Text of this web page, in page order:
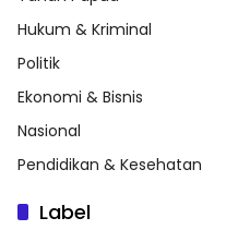
Hukum & Kriminal
Politik
Ekonomi & Bisnis
Nasional
Pendidikan & Kesehatan
Label